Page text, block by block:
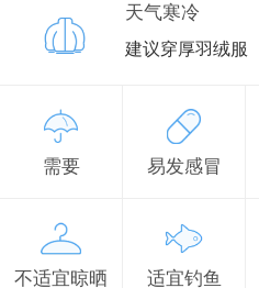
天气寒冷
建议穿厚羽绒服
需要 易发感冒
不适宜晾晒 适宜钓鱼